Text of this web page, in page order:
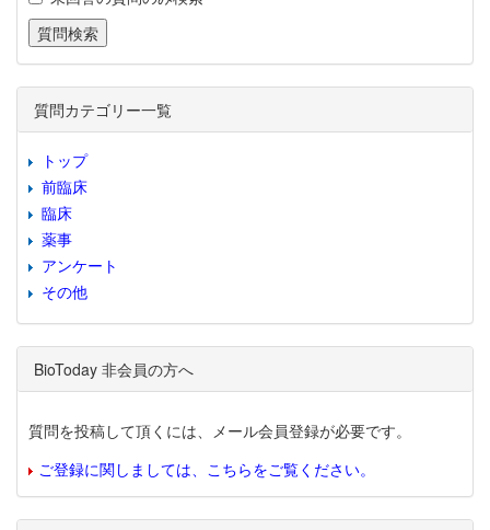
質問カテゴリー一覧
トップ
前臨床
臨床
薬事
アンケート
その他
BioToday 非会員の方へ
質問を投稿して頂くには、メール会員登録が必要です。
ご登録に関しましては、こちらをご覧ください。